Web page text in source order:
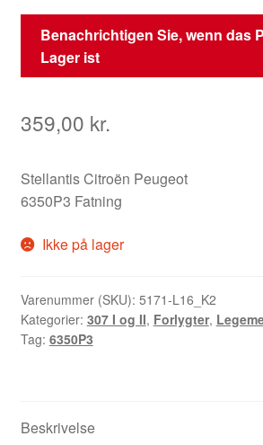
Benachrichtigen Sie, wenn das
Lager ist
359,00 kr.
Stellantis Citroën Peugeot
6350P3 Fatning
Ikke på lager
Varenummer (SKU): 5171-L16_K2
Kategorier: 307 I og II, Forlygter,
Tag: 6350P3
Beskrivelse